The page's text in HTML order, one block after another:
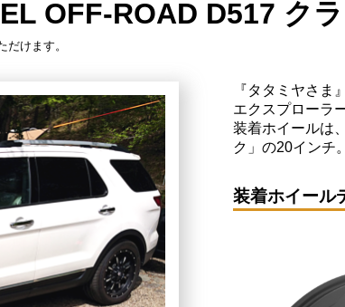
OFF-ROAD D517 ク
けます。
『タタミヤさま
エクスプローラ
装着ホイールは
ク」の20インチ。
装着ホイール